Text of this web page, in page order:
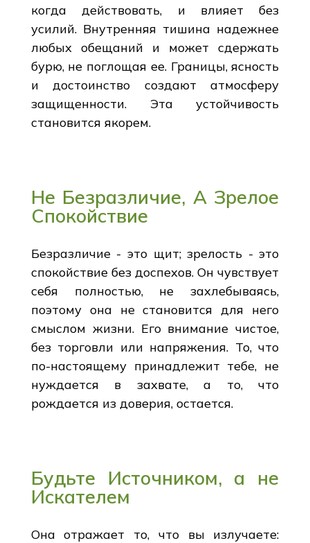
когда действовать, и влияет без
усилий. Внутренняя тишина надежнее
любых обещаний и может сдержать
бурю, не поглощая ее. Границы, ясность
и достоинство создают атмосферу
защищенности. Эта устойчивость
становится якорем.
Не Безразличие, А Зрелое
Спокойствие
Безразличие - это щит; зрелость - это
спокойствие без доспехов. Он чувствует
себя полностью, не захлебываясь,
поэтому она не становится для него
смыслом жизни. Его внимание чистое,
без торговли или напряжения. То, что
по-настоящему принадлежит тебе, не
нуждается в захвате, а то, что
рождается из доверия, остается.
Будьте Источником, а не
Искателем
Она отражает то, что вы излучаете: